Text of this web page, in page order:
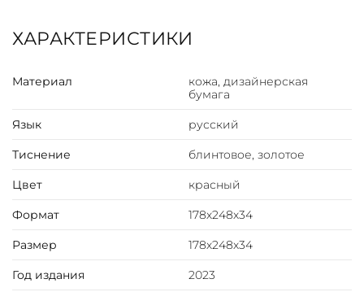
ХАРАКТЕРИСТИКИ
Материал
кожа, дизайнерская
бумага
Язык русский
Тиснение блинтовое, золотое
Цвет красный
Формат 178х248х34
Размер 178х248х34
Год издания 2023